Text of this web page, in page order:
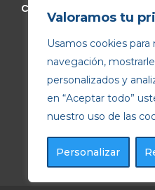
Valoramos tu
Usamos cookies
navegación,
personalizados y
en “Aceptar todo”
nuestro uso de las
Personalizar
Calle de Génova, 13,